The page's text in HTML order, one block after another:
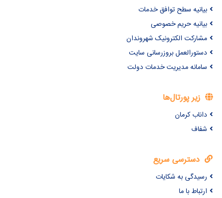
بیانیه سطح توافق خدمات
بیانیه حریم خصوصی
مشارکت الکترونیک شهروندان
دستورالعمل بروزرسانی سایت
سامانه مدیریت خدمات دولت
زیر پورتال‌ها
داناب کرمان
شفاف
دسترسی سریع
رسیدگی به شکایات
ارتباط با ما